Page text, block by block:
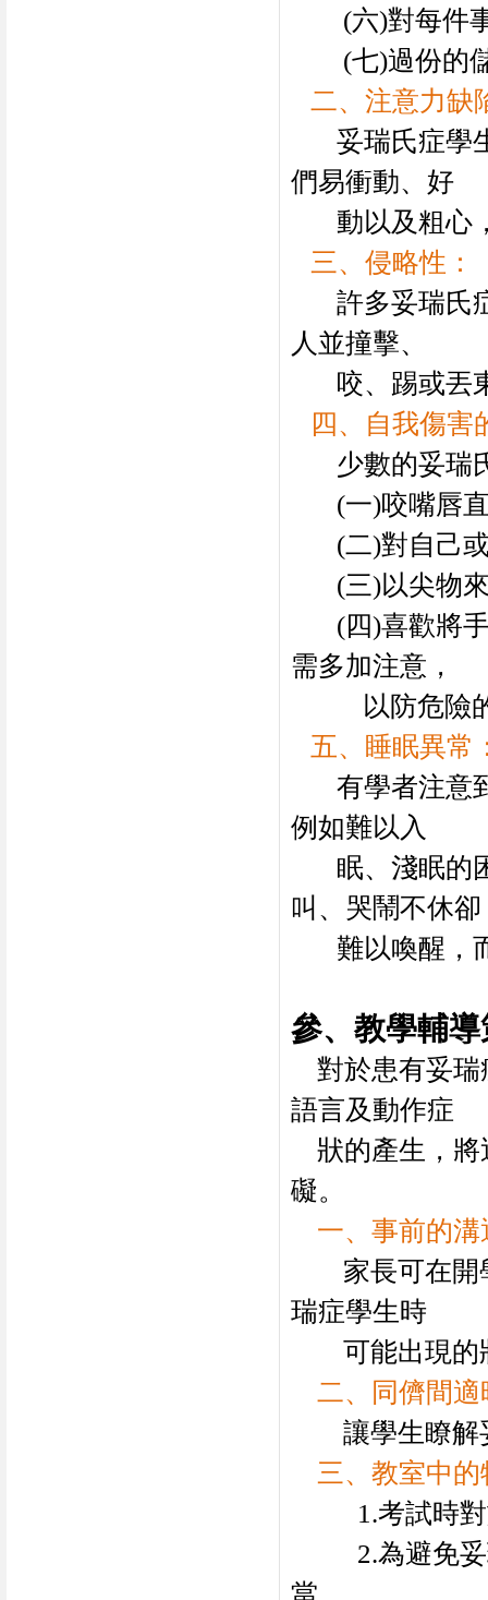
(六)對每件
(七)過份的
二、注意力缺
妥瑞氏症學
們易衝動、好
動以及粗心
三、侵略性：
許多妥瑞氏
人並撞擊、
咬、踢或丟
四、自我傷害
少數的妥瑞
(一)咬嘴唇
(二)對自己
(三)以尖物
(四)喜歡將
需多加注意，
以防危險
五、睡眠異常
有學者注意
例如難以入
眠、淺眠的
叫、哭鬧不休卻
難以喚醒，
參、 教學輔導
對於患有妥
語言及動作症
狀的產生，
礙。
一、事前的
家長可在
瑞症學生時
可能出現的
二、同儕間
讓學生瞭解
三、教室中
1.考試時
2.為避免
當。